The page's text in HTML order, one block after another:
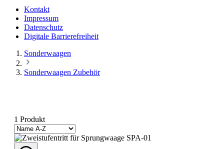
Kontakt
Impressum
Datenschutz
Digitale Barrierefreiheit
Sonderwaagen
Sonderwaagen Zubehör
1 Produkt